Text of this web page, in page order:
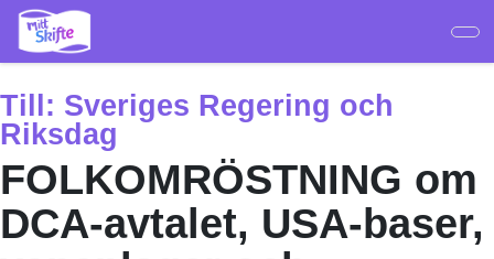
Hoppa
huvudinnehåll
Till: Sveriges Regering och
Riksdag
FOLKOMRÖSTNING om
DCA-avtalet, USA-baser,